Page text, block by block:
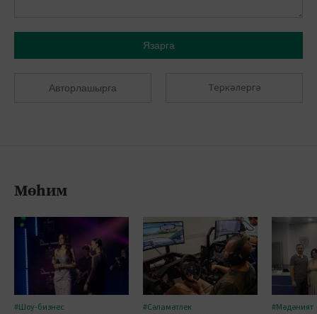
Язарга
Авторлашырга Теркәлергә
Мөһим
#Шоу-бизнес #Сәламәтлек #Мәдәният